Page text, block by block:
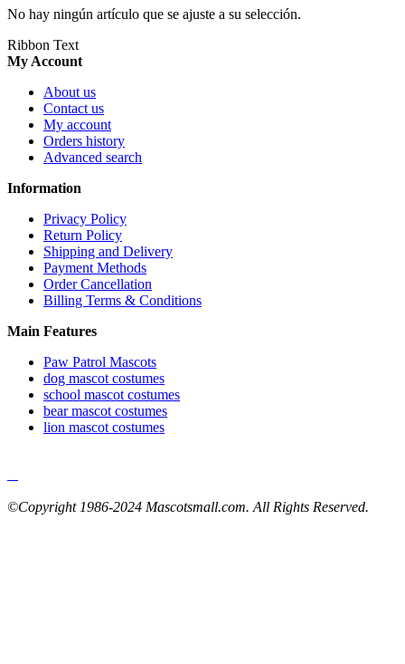
No hay ningún artículo que se ajuste a su selección.
Ribbon Text
My Account
About us
Contact us
My account
Orders history
Advanced search
Information
Privacy Policy
Return Policy
Shipping and Delivery
Payment Methods
Order Cancellation
Billing Terms & Conditions
Main Features
Paw Patrol Mascots
dog mascot costumes
school mascot costumes
bear mascot costumes
lion mascot costumes
©Copyright 1986-2024 Mascotsmall.com. All Rights Reserved.